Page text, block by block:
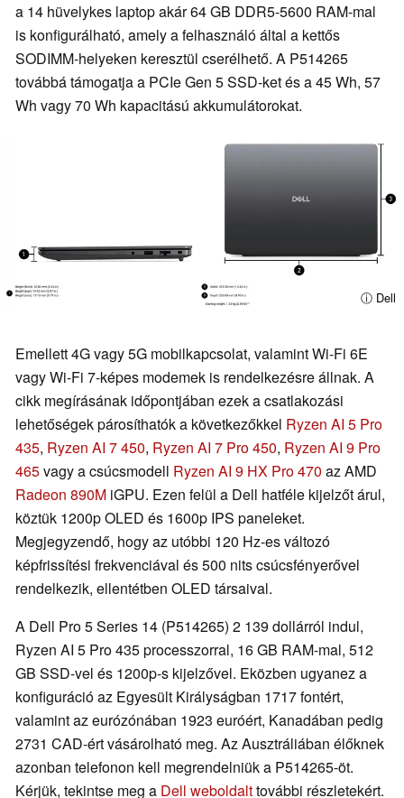
a 14 hüvelykes laptop akár 64 GB DDR5-5600 RAM-mal
is konfigurálható, amely a felhasználó által a kettős
SODIMM-helyeken keresztül cserélhető. A P514265
továbbá támogatja a PCIe Gen 5 SSD-ket és a 45 Wh, 57
Wh vagy 70 Wh kapacitású akkumulátorokat.
ⓘ Dell
Emellett 4G vagy 5G mobilkapcsolat, valamint Wi-Fi 6E
vagy Wi-Fi 7-képes modemek is rendelkezésre állnak. A
cikk megírásának időpontjában ezek a csatlakozási
lehetőségek párosíthatók a következőkkel Ryzen AI 5 Pro
435, Ryzen AI 7 450, Ryzen AI 7 Pro 450, Ryzen AI 9 Pro
465vagy a csúcsmodell Ryzen AI 9 HX Pro 470 az AMD
Radeon 890M iGPU. Ezen felül a Dell hatféle kijelzőt árul,
köztük 1200p OLED és 1600p IPS paneleket.
Megjegyzendő, hogy az utóbbi 120 Hz-es változó
képfrissítési frekvenciával és 500 nits csúcsfényerővel
rendelkezik, ellentétben OLED társaival.
A Dell Pro 5 Series 14 (P514265) 2 139 dollárról indul,
Ryzen AI 5 Pro 435 processzorral, 16 GB RAM-mal, 512
GB SSD-vel és 1200p-s kijelzővel. Eközben ugyanez a
konfiguráció az Egyesült Királyságban 1717 fontért,
valamint az eurózónában 1923 euróért, Kanadában pedig
2731 CAD-ért vásárolható meg. Az Ausztráliában élőknek
azonban telefonon kell megrendelniük a P514265-öt.
Kérjük, tekintse meg a Dell weboldalttovábbi részletekért.